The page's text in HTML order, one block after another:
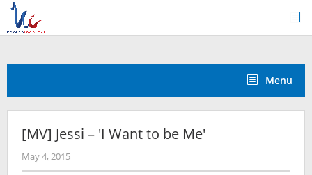
Skip
content
Menu
[MV] Jessi – 'I Want to be Me'
May 4, 2015by
Koreanindo